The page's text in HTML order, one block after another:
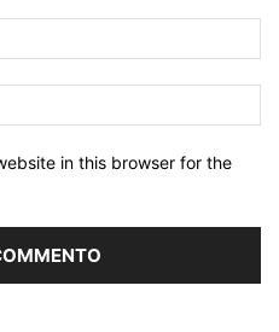
in this browser for the